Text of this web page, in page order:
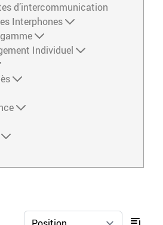
d’intercommunication
Interphones
Individuel